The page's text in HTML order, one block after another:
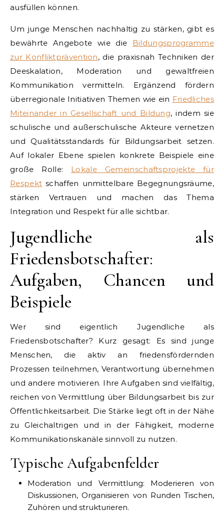
ausfüllen können.
Um junge Menschen nachhaltig zu stärken, gibt es
bewährte Angebote wie die Bildungsprogramme
zur Konfliktprävention, die praxisnah Techniken der
Deeskalation, Moderation und gewaltfreien
Kommunikation vermitteln. Ergänzend fördern
überregionale Initiativen Themen wie ein Friedliches
Miteinander in Gesellschaft und Bildung, indem sie
schulische und außerschulische Akteure vernetzen
und Qualitätsstandards für Bildungsarbeit setzen.
Auf lokaler Ebene spielen konkrete Beispiele eine
große Rolle: Lokale Gemeinschaftsprojekte für
Respekt schaffen unmittelbare Begegnungsräume,
stärken Vertrauen und machen das Thema
Integration und Respekt für alle sichtbar.
Jugendliche als
Friedensbotschafter:
Aufgaben, Chancen und
Beispiele
Wer sind eigentlich Jugendliche als
Friedensbotschafter? Kurz gesagt: Es sind junge
Menschen, die aktiv an friedensfördernden
Prozessen teilnehmen, Verantwortung übernehmen
und andere motivieren. Ihre Aufgaben sind vielfältig,
reichen von Vermittlung über Bildungsarbeit bis zur
Öffentlichkeitsarbeit. Die Stärke liegt oft in der Nähe
zu Gleichaltrigen und in der Fähigkeit, moderne
Kommunikationskanäle sinnvoll zu nutzen.
Typische Aufgabenfelder
Moderation und Vermittlung: Moderieren von
Diskussionen, Organisieren von Runden Tischen,
Zuhören und strukturieren.